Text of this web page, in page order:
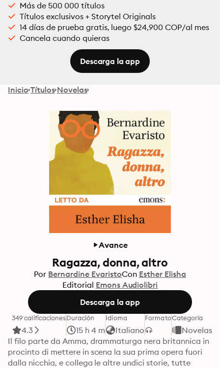
Más de 500 000 títulos
Títulos exclusivos + Storytel Originals
14 días de prueba gratis, luego $24,900 COP/al mes
Cancela cuando quieras
Descarga la app
Inicio Títulos Novelas
Avance
Ragazza, donna, altro
Por Bernardine EvaristoCon Esther Elisha
Editorial Emons Audiolibri
Descarga la app
349 calificaciones
4.3
Duración
15 h 4 m
Idioma
Italiano
FormatoCategoría
Novelas
Il filo parte da Amma, drammaturga nera britannica in
procinto di mettere in scena la sua prima opera fuori
dalla nicchia, e collega le altre undici storie, tutte